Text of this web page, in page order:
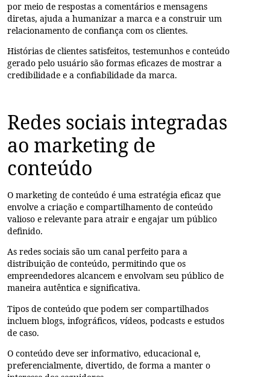
por meio de respostas a comentários e mensagens
diretas, ajuda a humanizar a marca e a construir um
relacionamento de confiança com os clientes.
Histórias de clientes satisfeitos, testemunhos e conteúdo
gerado pelo usuário são formas eficazes de mostrar a
credibilidade e a confiabilidade da marca.
Redes sociais integradas
ao marketing de
conteúdo
O marketing de conteúdo é uma estratégia eficaz que
envolve a criação e compartilhamento de conteúdo
valioso e relevante para atrair e engajar um público
definido.
As redes sociais são um canal perfeito para a
distribuição de conteúdo, permitindo que os
empreendedores alcancem e envolvam seu público de
maneira autêntica e significativa.
Tipos de conteúdo que podem ser compartilhados
incluem blogs, infográficos, vídeos, podcasts e estudos
de caso.
O conteúdo deve ser informativo, educacional e,
preferencialmente, divertido, de forma a manter o